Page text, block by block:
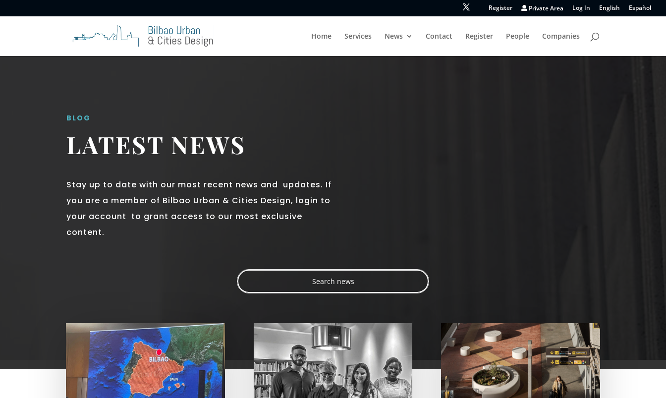
Register Private Area Log In English Español
Home Services News Contact Register People Companies
BLOG
LATEST NEWS
Stay up to date with our most recent news and updates. If
you are a member of Bilbao Urban & Cities Design, login to
your account to grant access to our most exclusive
content.